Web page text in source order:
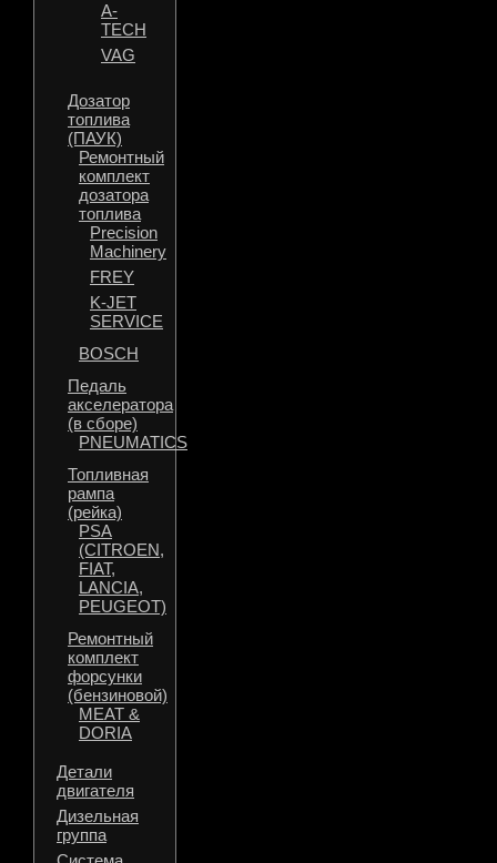
A-
TECH
VAG
Дозатор
топлива
(ПАУК)
Ремонтный
комплект
дозатора
топлива
Precision
Machinery
FREY
K-JET
SERVICE
BOSCH
Педаль
акселератора
(в сборе)
PNEUMATICS
Топливная
рампа
(рейка)
PSA
(CITROEN,
FIAT,
LANCIA,
PEUGEOT)
Ремонтный
комплект
форсунки
(бензиновой)
MEAT &
DORIA
Детали
двигателя
Дизельная
группа